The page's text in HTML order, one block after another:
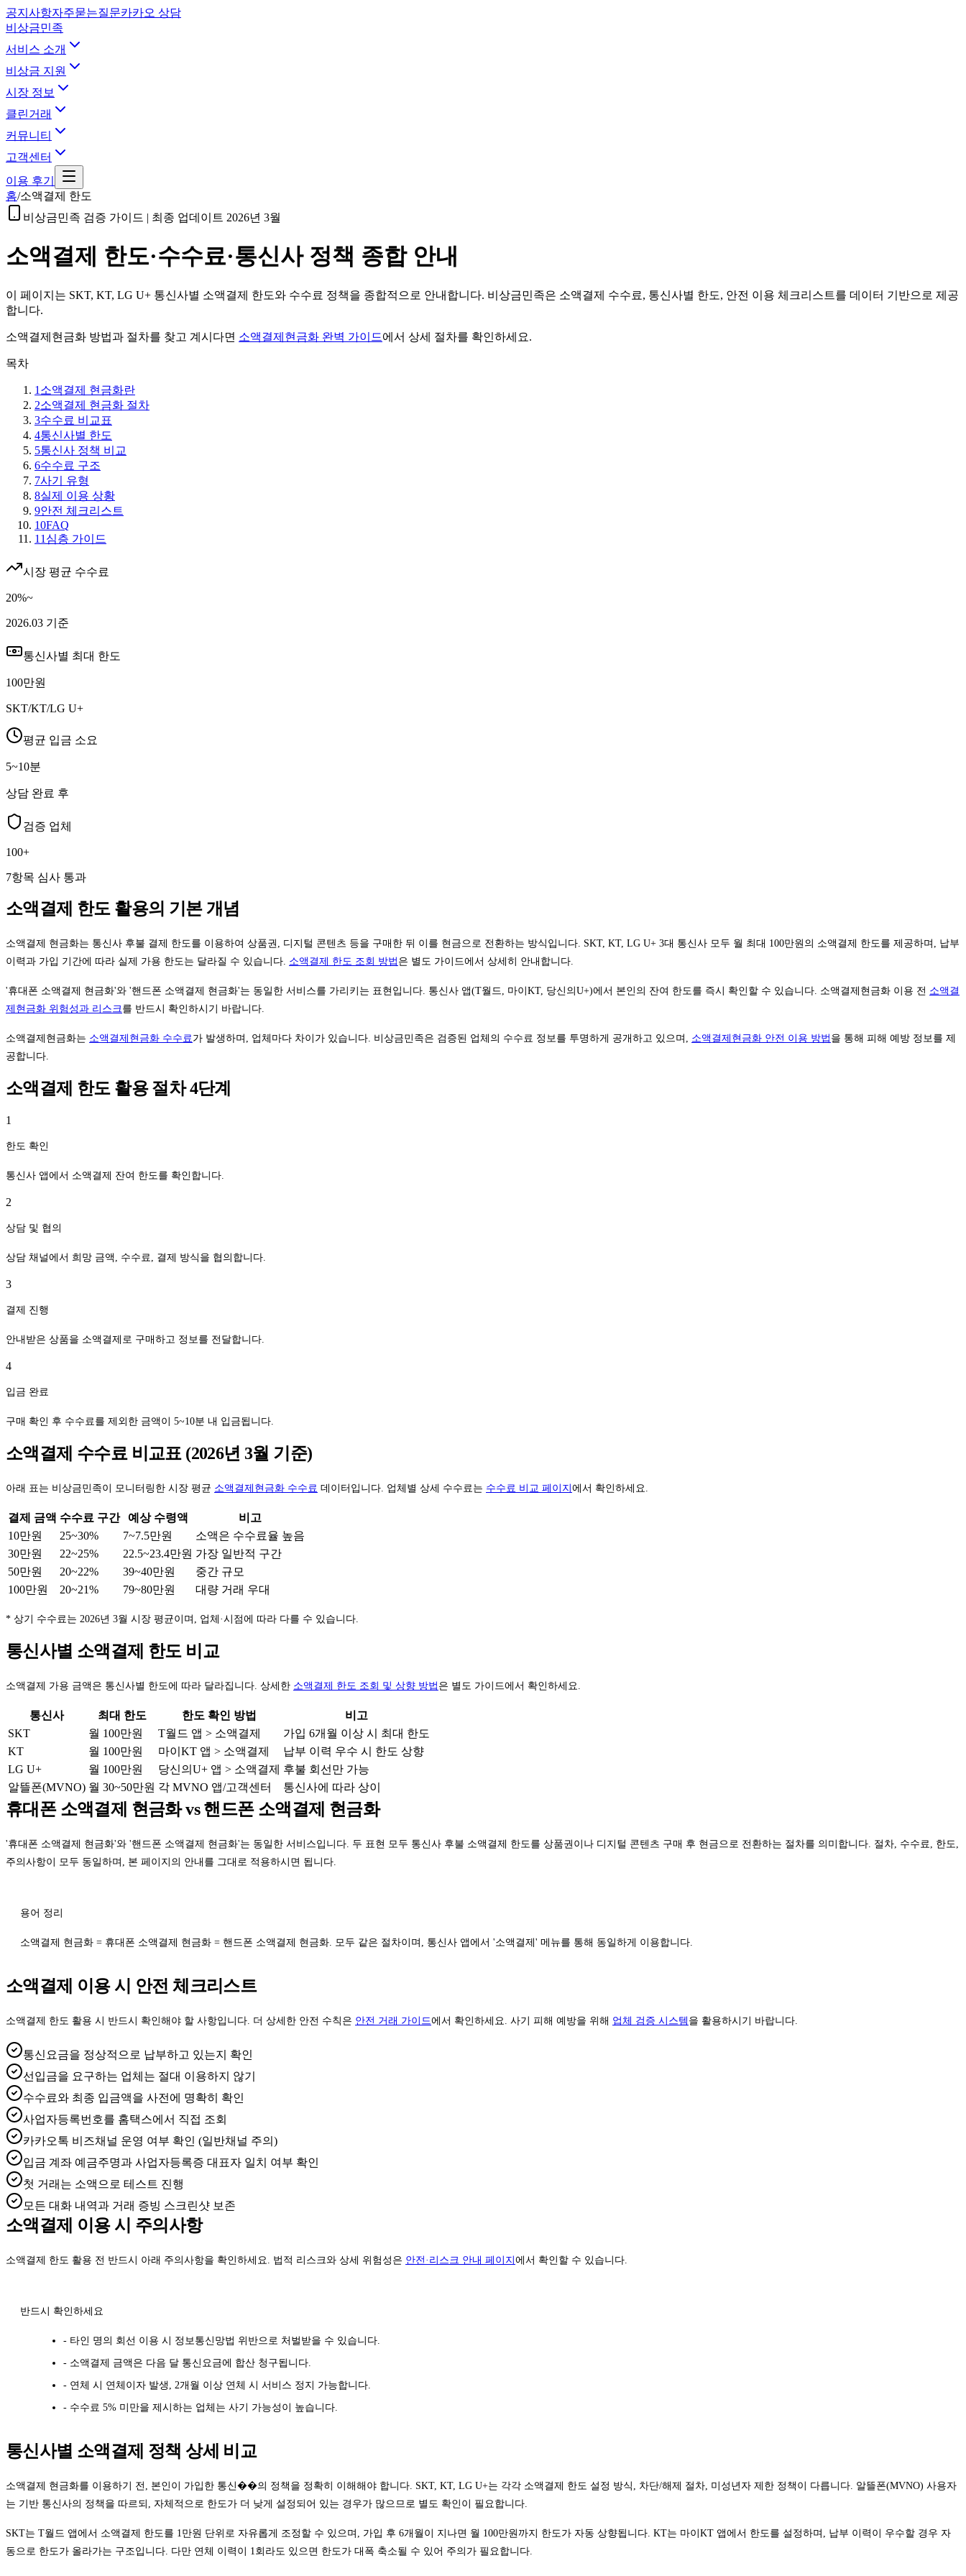
공지사항자주묻는질문카카오 상담
비상금민족
서비스 소개
비상금 지원
시장 정보
클린거래
커뮤니티
고객센터
이용 후기
홈/소액결제 한도
비상금민족 검증 가이드 | 최종 업데이트 2026년 3월
소액결제 한도·수수료·통신사 정책 종합 안내
이 페이지는 SKT, KT, LG U+ 통신사별 소액결제 한도와 수수료 정책을 종합적으로 안내합니다. 비상금민족은 소액결제 수수료, 통신사별 한도, 안전 이용 체크리스트를 데이터 기반으로 제공
합니다.
소액결제현금화 방법과 절차를 찾고 계시다면 소액결제현금화 완벽 가이드에서 상세 절차를 확인하세요.
목차
1 소액결제 현금화란
2소액결제 현금화 절차
3수수료 비교표
4통신사별 한도
5통신사 정책 비교
6수수료 구조
7사기 유형
8실제 이용 상황
9안전 체크리스트
10FAQ
11 심층 가이드
시장 평균 수수료
20%~
2026.03 기준
통신사별 최대 한도
100만원
SKT/KT/LG U+
평균 입금 소요
5~10분
상담 완료 후
검증 업체
100+
7항목 심사 통과
소액결제 한도 활용의 기본 개념
소액결제 현금화는 통신사 후불 결제 한도를 이용하여 상품권, 디지털 콘텐츠 등을 구매한 뒤 이를 현금으로 전환하는 방식입니다. SKT, KT, LG U+ 3대 통신사 모두 월 최대 100만원의 소액결제 한도를 제공하며, 납부
이력과 가입 기간에 따라 실제 가용 한도는 달라질 수 있습니다. 소액결제 한도 조회 방법 은 별도 가이드에서 상세히 안내합니다.
'휴대폰 소액결제 현금화'와 '핸드폰 소액결제 현금화'는 동일한 서비스를 가리키는 표현입니다. 통신사 앱(T월드, 마이KT, 당신의U+)에서 본인의 잔여 한도를 즉시 확인할 수 있습니다. 소액결제현금화 이용 전 소액결
제현금화 위험성과 리스크 를 반드시 확인하시기 바랍니다.
소액결제현금화는 소액결제현금화 수수료 가 발생하며, 업체마다 차이가 있습니다. 비상금민족은 검증된 업체의 수수료 정보를 투명하게 공개하고 있으며, 소액결제현금화 안전 이용 방법 을 통해 피해 예방 정보를 제
공합니다.
소액결제 한도 활용 절차 4단계
1
한도 확인
통신사 앱에서 소액결제 잔여 한도를 확인합니다.
2
상담 및 협의
상담 채널에서 희망 금액, 수수료, 결제 방식을 협의합니다.
3
결제 진행
안내받은 상품을 소액결제로 구매하고 정보를 전달합니다.
4
입금 완료
구매 확인 후 수수료를 제외한 금액이 5~10분 내 입금됩니다.
소액결제 수수료 비교표 (2026년 3월 기준)
아래 표는 비상금민족이 모니터링한 시장 평균 소액결제현금화 수수료 데이터입니다. 업체별 상세 수수료는 수수료 비교 페이지 에서 확인하세요.
결제 금액 수수료 구간 예상 수령액
비고
10만원
25~30% 7~7.5만원
소액은 수수료율 높음
30만원
22~25% 22.5~23.4만원 가장 일반적 구간
50만원
20~22% 39~40만원
중간 규모
100만원
20~21% 79~80만원 대량 거래 우대
* 상기 수수료는 2026년 3월 시장 평균이며, 업체·시점에 따라 다를 수 있습니다.
통신사별 소액결제 한도 비교
소액결제 가용 금액은 통신사별 한도에 따라 달라집니다. 상세한 소액결제 한도 조회 및 상향 방법 은 별도 가이드에서 확인하세요.
통신사 최대 한도 한도 확인 방법
비고
SKT
월 100만원 T월드 앱 > 소액결제
가입 6개월 이상 시 최대 한도
KT
월 100만원 마이KT 앱 > 소액결제
납부 이력 우수 시 한도 상향
LG U+
월 100만원 당신의U+ 앱 > 소액결제 후불 회선만 가능
알뜰폰(MVNO) 월 30~50만원 각 MVNO 앱/고객센터 통신사에 따라 상이
휴대폰 소액결제 현금화 vs 핸드폰 소액결제 현금화
'휴대폰 소액결제 현금화'와 '핸드폰 소액결제 현금화'는 동일한 서비스입니다. 두 표현 모두 통신사 후불 소액결제 한도를 상품권이나 디지털 콘텐츠 구매 후 현금으로 전환하는 절차를 의미합니다. 절차, 수수료, 한도,
주의사항이 모두 동일하며, 본 페이지의 안내를 그대로 적용하시면 됩니다.
용어 정리
소액결제 현금화 = 휴대폰 소액결제 현금화 = 핸드폰 소액결제 현금화. 모두 같은 절차이며, 통신사 앱에서 '소액결제' 메뉴를 통해 동일하게 이용합니다.
소액결제 이용 시 안전 체크리스트
소액결제 한도 활용 시 반드시 확인해야 할 사항입니다. 더 상세한 안전 수칙은 안전 거래 가이드에서 확인하세요. 사기 피해 예방을 위해 업체 검증 시스템 을 활용하시기 바랍니다.
통신요금을 정상적으로 납부하고 있는지 확인
선입금을 요구하는 업체는 절대 이용하지 않기
수수료와 최종 입금액을 사전에 명확히 확인
사업자등록번호를 홈택스에서 직접 조회
카카오톡 비즈채널 운영 여부 확인 (일반채널 주의)
입금 계좌 예금주명과 사업자등록증 대표자 일치 여부 확인
첫 거래는 소액으로 테스트 진행
모든 대화 내역과 거래 증빙 스크린샷 보존
소액결제 이용 시 주의사항
소액결제 한도 활용 전 반드시 아래 주의사항을 확인하세요. 법적 리스크와 상세 위험성은 안전·리스크 안내 페이지 에서 확인할 수 있습니다.
반드시 확인하세요
- 타인 명의 회선 이용 시 정보통신망법 위반으로 처벌받을 수 있습니다.
- 소액결제 금액은 다음 달 통신요금에 합산 청구됩니다.
- 연체 시 연체이자 발생, 2개월 이상 연체 시 서비스 정지 가능합니다.
- 수수료 5% 미만을 제시하는 업체는 사기 가능성이 높습니다.
통신사별 소액결제 정책 상세 비교
소액결제 현금화를 이용하기 전, 본인이 가입한 통신��의 정책을 정확히 이해해야 합니다. SKT, KT, LG U+는 각각 소액결제 한도 설정 방식, 차단/해제 절차, 미성년자 제한 정책이 다릅니다. 알뜰폰(MVNO) 사용자
는 기반 통신사의 정책을 따르되, 자체적으로 한도가 더 낮게 설정되어 있는 경우가 많으므로 별도 확인이 필요합니다.
SKT는 T월드 앱에서 소액결제 한도를 1만원 단위로 자유롭게 조정할 수 있으며, 가입 후 6개월이 지나면 월 100만원까지 한도가 자동 상향됩니다. KT는 마이KT 앱에서 한도를 설정하며, 납부 이력이 우수할 경우 자
동으로 한도가 올라가는 구조입니다. 다만 연체 이력이 1회라도 있으면 한도가 대폭 축소될 수 있어 주의가 필요합니다.